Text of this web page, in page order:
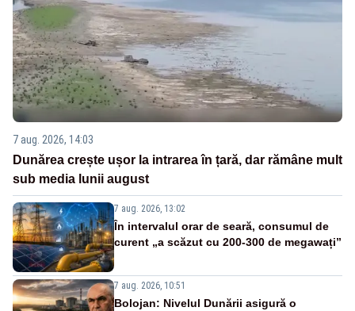
7 aug. 2026, 14:03
Dunărea crește ușor la intrarea în țară, dar rămâne mult
sub media lunii august
7 aug. 2026, 13:02
În intervalul orar de seară, consumul de
curent „a scăzut cu 200-300 de megawați”
7 aug. 2026, 10:51
Bolojan: Nivelul Dunării asigură o